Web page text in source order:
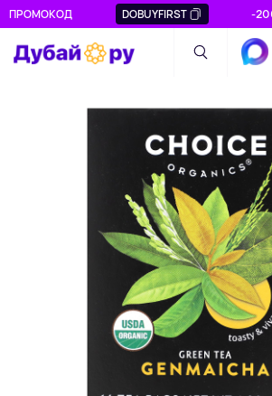
ПРОМОКОД DOBUYFIRST -